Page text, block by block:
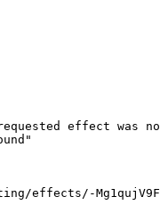
effect was
"
effects/-